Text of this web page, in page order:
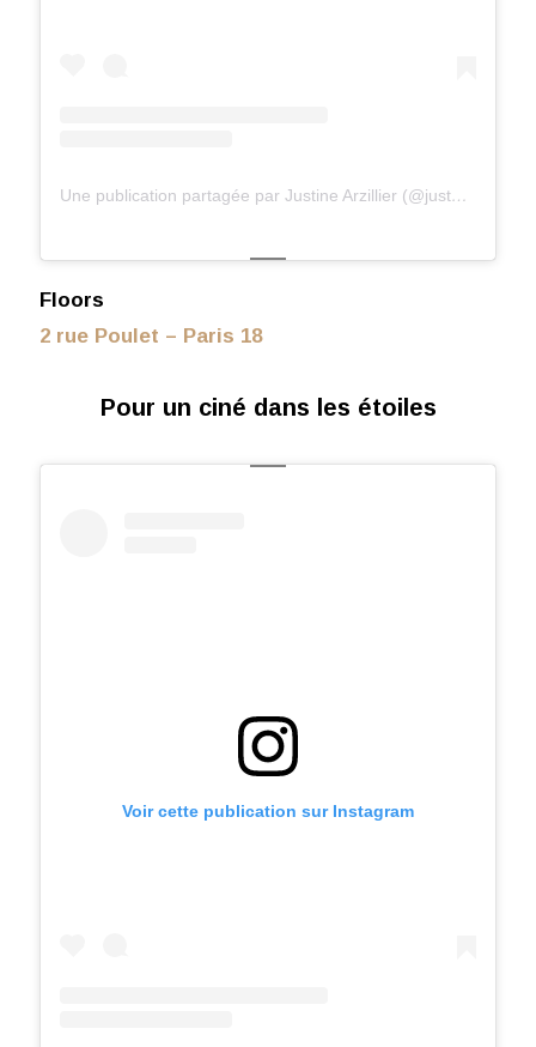
Une publication partagée par Justine Arzillier (@just_arz)
Floors
2 rue Poulet – Paris 18
Pour un ciné dans les étoiles
Voir cette publication sur Instagram